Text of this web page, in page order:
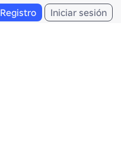
Registro Iniciar sesión